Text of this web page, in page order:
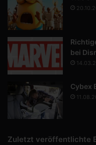
bei
Cybex
Zuletzt veröffentlichte